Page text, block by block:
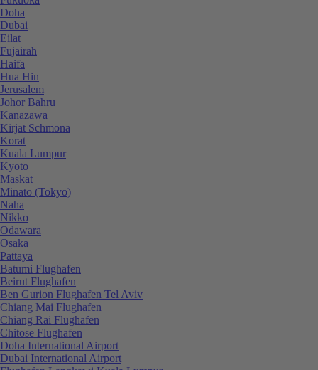
Doha
Dubai
Eilat
Fujairah
Haifa
Hua Hin
Jerusalem
Johor Bahru
Kanazawa
Kirjat Schmona
Korat
Kuala Lumpur
Kyoto
Maskat
Minato (Tokyo)
Naha
Nikko
Odawara
Osaka
Pattaya
Batumi Flughafen
Beirut Flughafen
Ben Gurion Flughafen Tel Aviv
Chiang Mai Flughafen
Chiang Rai Flughafen
Chitose Flughafen
Doha International Airport
Dubai International Airport